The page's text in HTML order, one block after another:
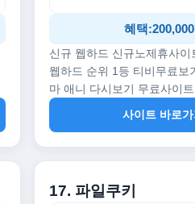
혜택
신규 웹하드 신규노제휴사이
웹하드 순위 1등 티비무료보
마 애니 다시보기 무료사이트
사이트 바로가
17. 파일쿠키